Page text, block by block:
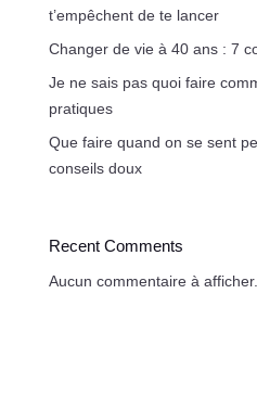
t’empêchent de te lancer
Changer de vie à 40 ans : 7
Je ne sais pas quoi faire
pratiques
Que faire quand on se sent
conseils doux
Recent Comments
Aucun commentaire à afficher.